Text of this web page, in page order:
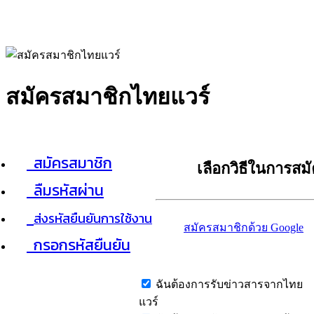
สมัครสมาชิกไทยแวร์
สมัครสมาชิก
ลืมรหัสผ่าน
ส่งรหัสยืนยันการใช้งาน
กรอกรหัสยืนยัน
เลือกวิธีในการส
สมัครสมาชิกด้วย Google
ฉันต้องการรับข่าวสารจากไทย
แวร์